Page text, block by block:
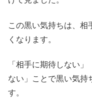
この黒い気持ちは、相
くなります。
「相手に期待しない
ない」ことで黒い気持
す。